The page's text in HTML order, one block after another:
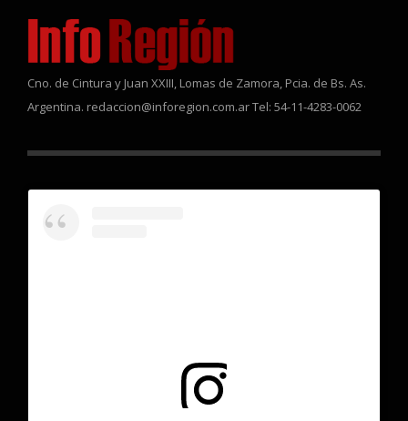
Cno. de Cintura y Juan XXIII, Lomas de Zamora, Pcia. de Bs. As.
Argentina. redaccion@inforegion.com.ar Tel: 54-11-4283-0062